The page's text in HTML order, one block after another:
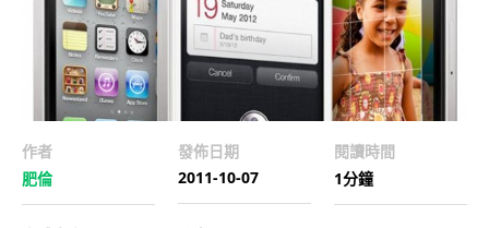
作者
肥倫
發佈日期
2011-10-07
閱讀時間
1分鐘